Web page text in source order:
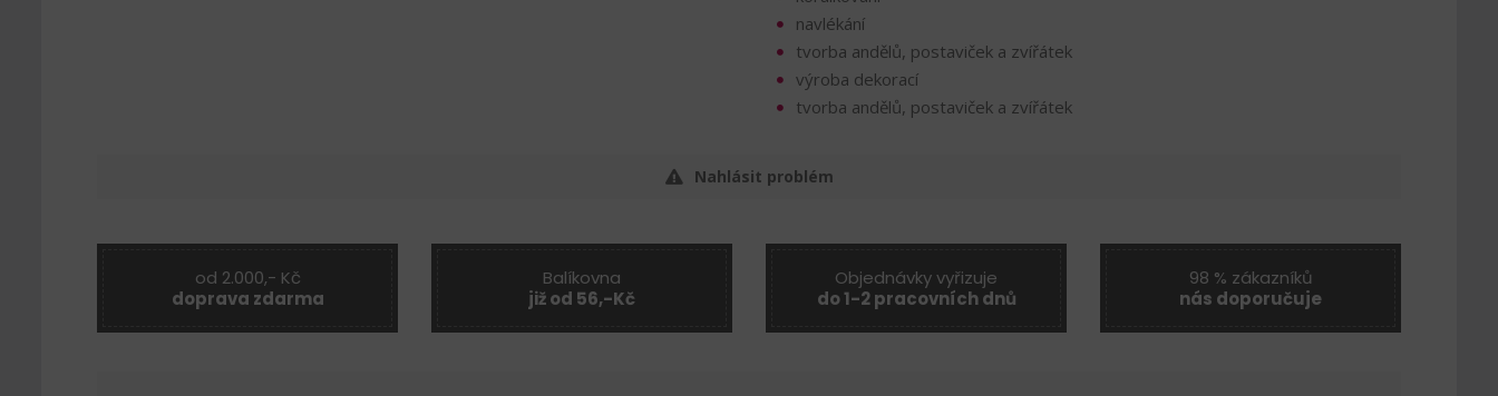
navlékání
tvorba andělů, postaviček a zvířátek
výroba dekorací
tvorba andělů, postaviček a zvířátek
Nahlásit problém
od 2.000,- Kč
doprava zdarma
Balíkovna
již od 56,-Kč
Objednávky vyřizuje
do 1-2 pracovních dnů
98 % zákazníků
nás doporučuje